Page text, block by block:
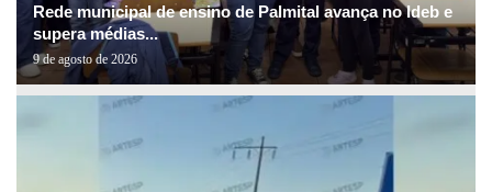
Rede municipal de ensino de Palmital avança no Ideb e
supera médias...
9 de agosto de 2026